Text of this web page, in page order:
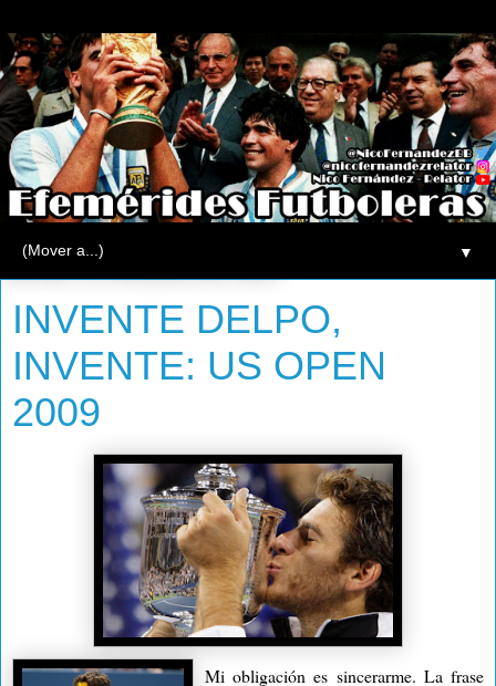
▼
viernes, 29 de junio de 2012
INVENTE DELPO,
INVENTE: US OPEN
2009
Mi obligación es sincerarme. La frase